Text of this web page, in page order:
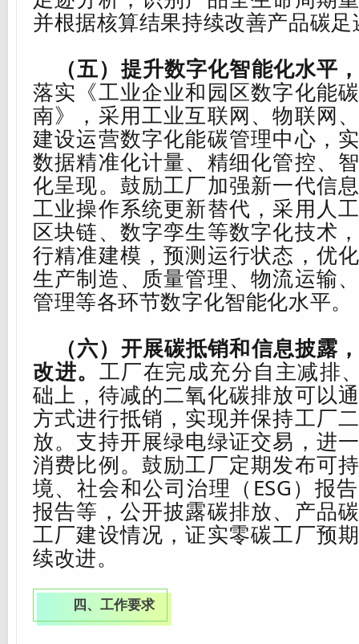
并根据核算结果持续改善产品碳足
（五）提升数字化智能化水平
落实《工业企业和园区数字化能
南》，采用工业互联网、物联网
建设运营数字化能碳管理中心，
数据精准化计量、精细化管控、
化呈现。鼓励工厂加强新一代信
工业操作系统更新替代，采用人
区块链、数字孪生等数字化技术
行精准建模，预测运行状态，优
生产制造、质量管理、物流运输
管理等各环节数字化智能化水平。
（六）开展碳抵销和信息披露
改进。 工厂在完成充分自主减排
础上，待减的二氧化碳排放可以
方式进行抵销 ，实现并保持工厂
放。 支持开展绿电绿证交易，进
消费比例。鼓励工厂定期发布可
境、社会和公司治理（ ESG）报
报告等，公开披露碳排放、产品
工厂建设情况，证实零碳工厂预
续改进。
四、工作要求